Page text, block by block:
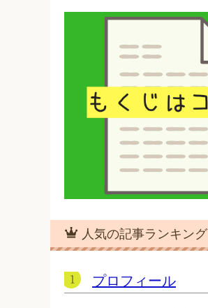
人気の記事ランキング
プロフィール